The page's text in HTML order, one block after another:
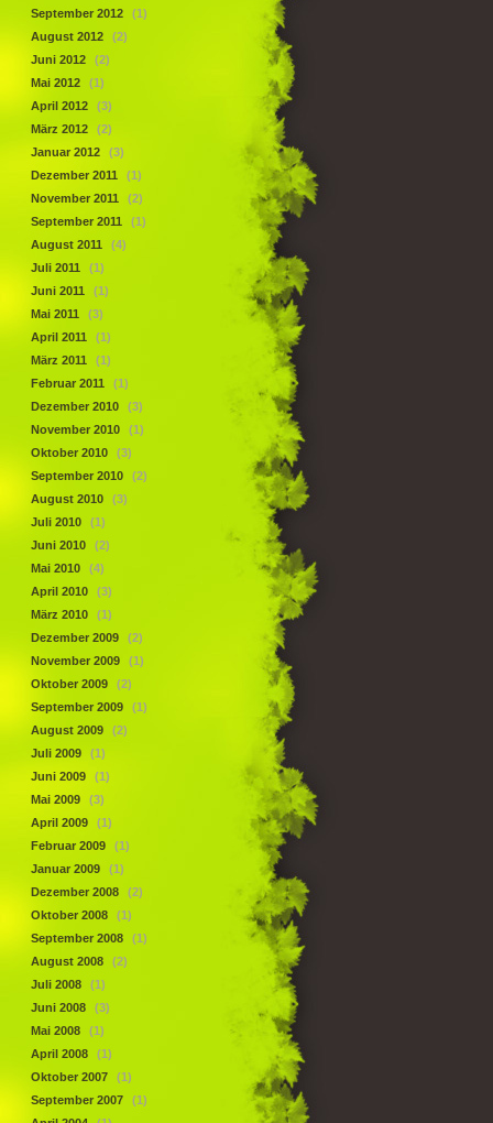
September 2012
(1)
August 2012
(2)
Juni 2012
(2)
Mai 2012
(1)
April 2012
(3)
März 2012
(2)
Januar 2012
(3)
Dezember 2011
(1)
November 2011
(2)
September 2011
(1)
August 2011
(4)
Juli 2011
(1)
Juni 2011
(1)
Mai 2011
(3)
April 2011
(1)
März 2011
(1)
Februar 2011
(1)
Dezember 2010
(3)
November 2010
(1)
Oktober 2010
(3)
September 2010
(2)
August 2010
(3)
Juli 2010
(1)
Juni 2010
(2)
Mai 2010
(4)
April 2010
(3)
März 2010
(1)
Dezember 2009
(2)
November 2009
(1)
Oktober 2009
(2)
September 2009
(1)
August 2009
(2)
Juli 2009
(1)
Juni 2009
(1)
Mai 2009
(3)
April 2009
(1)
Februar 2009
(1)
Januar 2009
(1)
Dezember 2008
(2)
Oktober 2008
(1)
September 2008
(1)
August 2008
(2)
Juli 2008
(1)
Juni 2008
(3)
Mai 2008
(1)
April 2008
(1)
Oktober 2007
(1)
September 2007
(1)